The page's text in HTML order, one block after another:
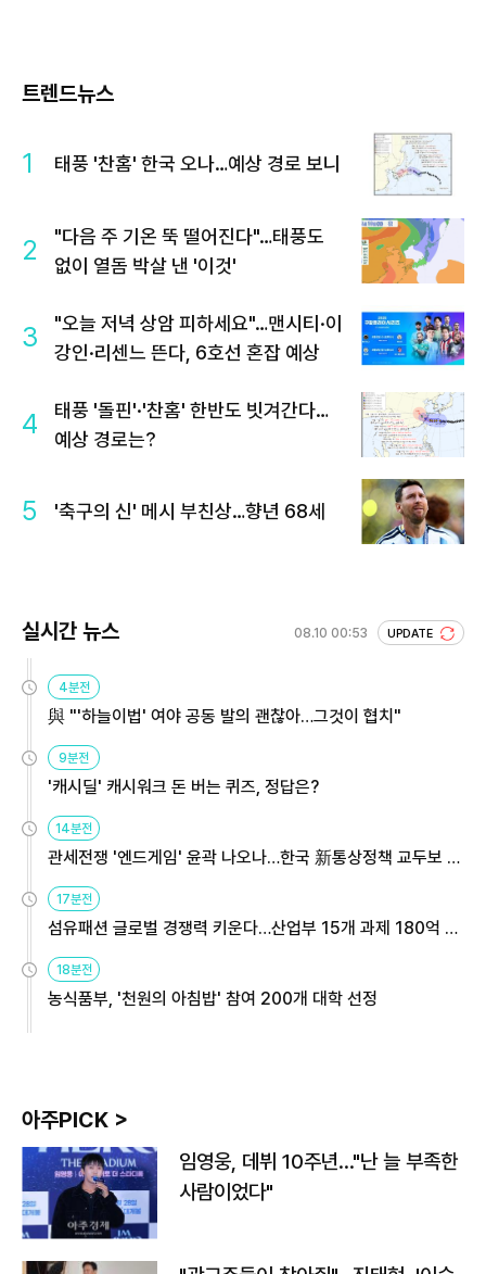
트렌드뉴스
1 태풍 '찬홈' 한국 오나…예상 경로 보니
2
"다음 주 기온 뚝 떨어진다"…태풍도
없이 열돔 박살 낸 '이것'
3
"오늘 저녁 상암 피하세요"…맨시티·이
강인·리센느 뜬다, 6호선 혼잡 예상
4
태풍 '돌핀'·'찬홈' 한반도 빗겨간다…
예상 경로는?
5 '축구의 신' 메시 부친상…향년 68세
실시간 뉴스 08.10 00:53 UPDATE
4분전
與 "'하늘이법' 여야 공동 발의 괜찮아…그것이 협치"
9분전
'캐시딜' 캐시워크 돈 버는 퀴즈, 정답은?
14분전
관세전쟁 '엔드게임' 윤곽 나오나…한국 新통상정책 교두보 활
17분전
섬유패션 글로벌 경쟁력 키운다…산업부 15개 과제 180억 지
18분전
농식품부, '천원의 아침밥' 참여 200개 대학 선정
아주PICK >
임영웅, 데뷔 10주년…"난 늘 부족한
사람이었다"